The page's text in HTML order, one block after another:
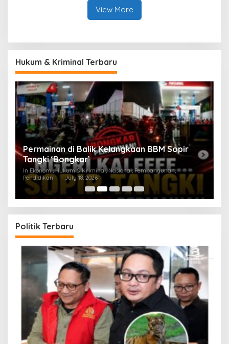
View More
Hukum & Kriminal Terbaru
Permainan di Balik Kelangkaan BBM Sopir
Tangki ‘Bongkar’
In Ekonomi, Hukum & Kriminal, Nasional, Pembangunan,
Pendidikan
July 18, 2026
Politik Terbaru